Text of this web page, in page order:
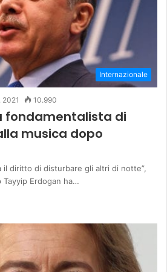
Internazionale
2021 10.990
fondamentalista di
musica dopo
il diritto di disturbare gli altri di notte”,
Erdogan ha…